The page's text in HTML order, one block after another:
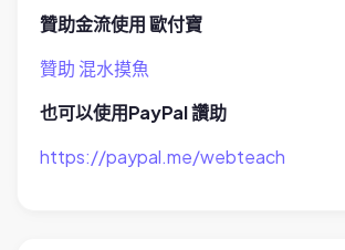
贊助金流使用 歐付寶
贊助 混水摸魚
也可以使用PayPal 讚助
https://paypal.me/webteach